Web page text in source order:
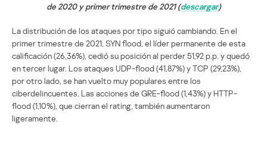
de 2020 y primer trimestre de 2021 (descargar)
La distribución de los ataques por tipo siguió cambiando. En el
primer trimestre de 2021, SYN flood, el líder permanente de esta
calificación (26,36%), cedió su posición al perder 51,92 p.p. y quedó
en tercer lugar. Los ataques UDP-flood (41,87%) y TCP (29,23%),
por otro lado, se han vuelto muy populares entre los
ciberdelincuentes. Las acciones de GRE-flood (1,43%) y HTTP-
flood (1,10%), que cierran el rating, también aumentaron
ligeramente.